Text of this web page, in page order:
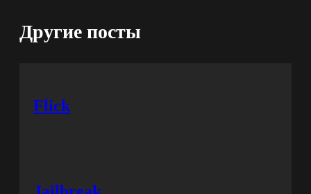
Другие посты
Flick